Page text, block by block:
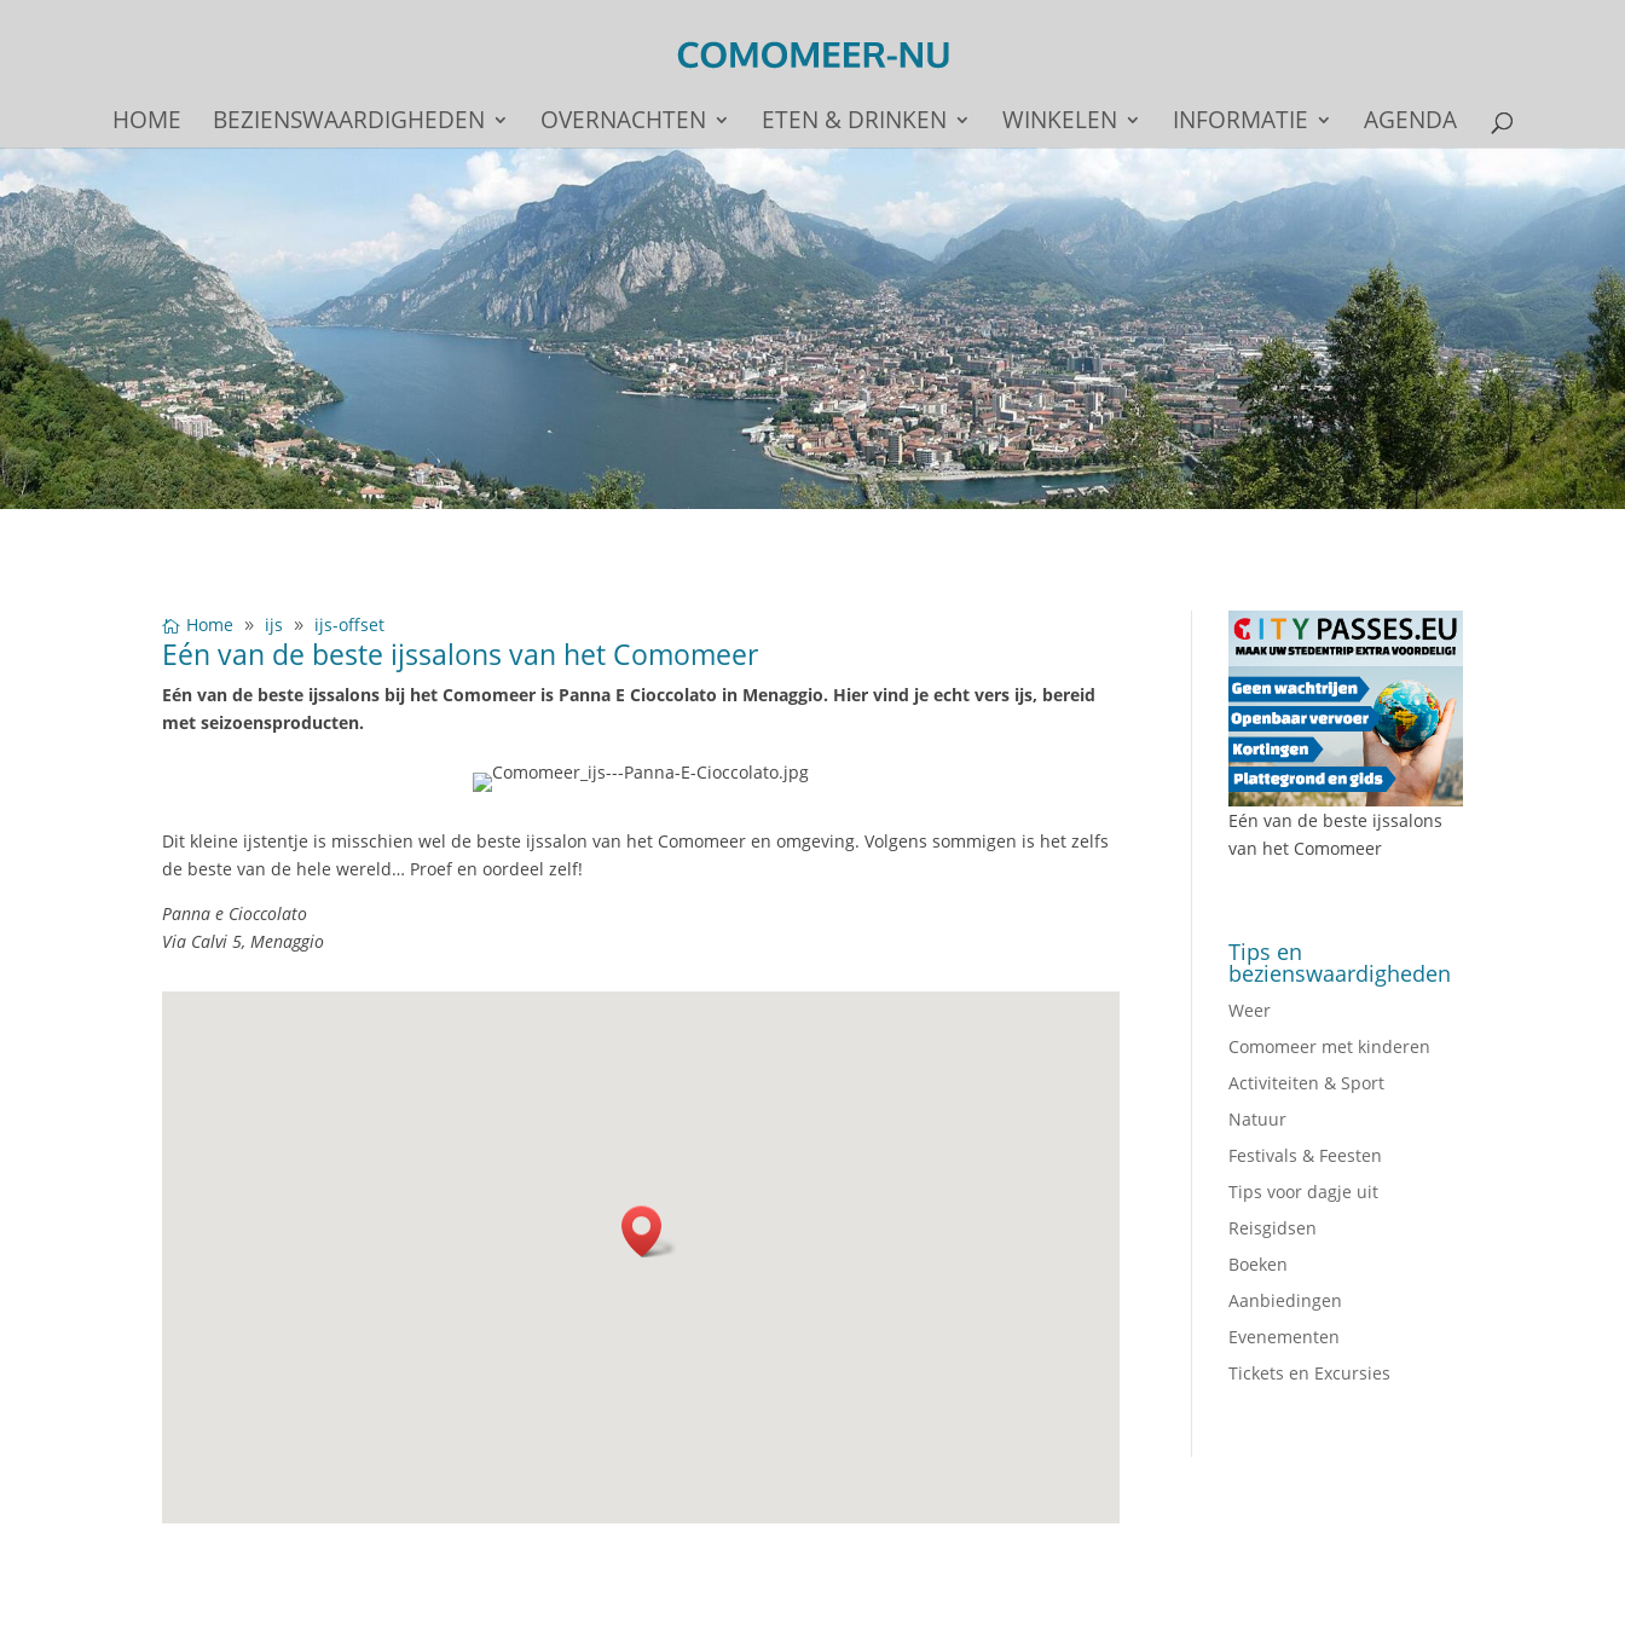
HOME BEZIENSWAARDIGHEDEN OVERNACHTEN ETEN & DRINKEN WINKELEN INFORMATIE AGENDA
Home ijs ijs-offset
Eén van de beste ijssalons van het Comomeer
Eén van de beste ijssalons bij het Comomeer is Panna E Cioccolato in Menaggio. Hier vind je echt vers ijs, bereid
met seizoensproducten.
Dit kleine ijstentje is misschien wel de beste ijssalon van het Comomeer en omgeving. Volgens sommigen is het zelfs
de beste van de hele wereld… Proef en oordeel zelf!
Panna e Cioccolato
Via Calvi 5, Menaggio
Eén van de beste ijssalons
van het Comomeer
Tips en
bezienswaardigheden
Weer
Comomeer met kinderen
Activiteiten & Sport
Natuur
Festivals & Feesten
Tips voor dagje uit
Reisgidsen
Boeken
Aanbiedingen
Evenementen
Tickets en Excursies